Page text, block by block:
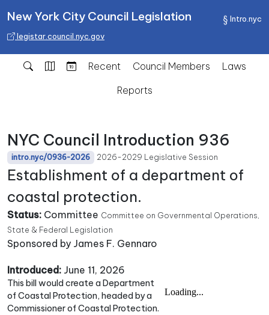
Intro.nyc
New York City Council Legislation
legistar.council.nyc.gov
Recent Council Members
Laws
Reports
NYC Council Introduction 936
intro.nyc/0936-2026 2026-2029 Legislative Session
Establishment of a department of
coastal protection.
Status: Committee Committee on Governmental Operations,
State & Federal Legislation
Sponsored by James F. Gennaro
Introduced: June 11, 2026
This bill would create a Department
of Coastal Protection, headed by a
Commissioner of Coastal Protection.